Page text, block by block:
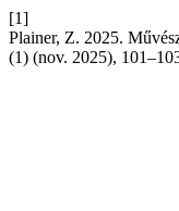
[1]
Plainer, Z. 2025.
(1) (nov. 2025),